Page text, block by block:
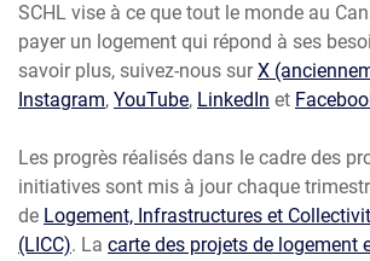
SCHL vise à ce que tout le monde au
payer un logement qui répond à ses
savoir plus, suivez-nous surX
Instagram, YouTube, LinkedIn et
Les progrès réalisés dans le cadre des
initiatives sont mis à jour chaque
de Logement, Infrastructures et
(LICC). La carte des projets de logement